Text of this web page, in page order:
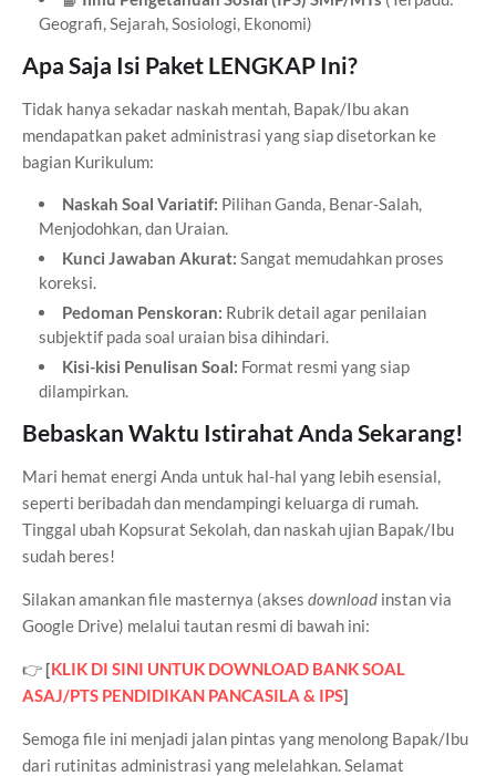
Geografi, Sejarah, Sosiologi, Ekonomi)
Apa Saja Isi Paket LENGKAP Ini?
Tidak hanya sekadar naskah mentah, Bapak/Ibu akan
mendapatkan paket administrasi yang siap disetorkan ke
bagian Kurikulum:
Naskah Soal Variatif: Pilihan Ganda, Benar-Salah,
Menjodohkan, dan Uraian.
Kunci Jawaban Akurat: Sangat memudahkan proses
koreksi.
Pedoman Penskoran: Rubrik detail agar penilaian
subjektif pada soal uraian bisa dihindari.
Kisi-kisi Penulisan Soal: Format resmi yang siap
dilampirkan.
Bebaskan Waktu Istirahat Anda Sekarang!
Mari hemat energi Anda untuk hal-hal yang lebih esensial,
seperti beribadah dan mendampingi keluarga di rumah.
Tinggal ubah Kopsurat Sekolah, dan naskah ujian Bapak/Ibu
sudah beres!
Silakan amankan file masternya (akses download instan via
Google Drive) melalui tautan resmi di bawah ini:
👉 [KLIK DI SINI UNTUK DOWNLOAD BANK SOAL
ASAJ/PTS PENDIDIKAN PANCASILA & IPS]
Semoga file ini menjadi jalan pintas yang menolong Bapak/Ibu
dari rutinitas administrasi yang melelahkan. Selamat